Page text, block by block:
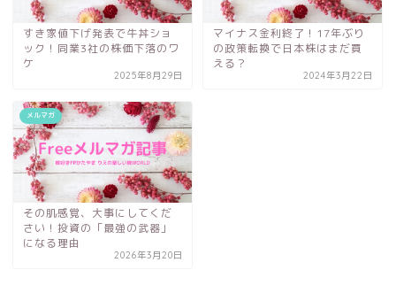
すき家値下げ発表で牛丼ショ
ック！同業3社の株価下落のワ
ケ
2025年8月29日
マイナス金利終了！17年ぶり
の政策転換で日本株はまだ買
える？
2024年3月22日
メルマガ
その肌感覚、大事にしてくだ
さい！投資の「最強の武器」
になる理由
2026年3月20日